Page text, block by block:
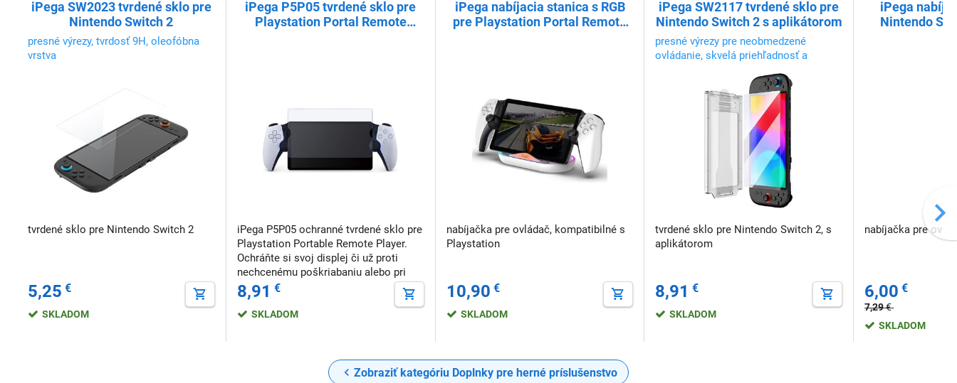
iPega SW2023 tvrdené sklo pre
Nintendo Switch 2
presné výrezy, tvrdosť 9H, oleofóbna
vrstva
tvrdené sklo pre Nintendo Switch 2
5,25 €
SKLADOM
iPega P5P05 tvrdené sklo pre
Playstation Portal Remote
iPega P5P05 ochranné tvrdené sklo pre
Playstation Portable Remote Player.
Ochráňte si svoj displej či už proti
nechcenému poškriabaniu alebo pri
páde. <img loading="lazy" alt=""
loading="lazy"
src="https://datacomp.sk/img.as
8,91 €
SKLADOM
iPega nabíjacia stanica s RGB
pre Playstation Portal Remote
nabíjačka pre ovládač, kompatibilné s
Playstation
10,90 €
SKLADOM
iPega SW2117 tvrdené sklo pre
Nintendo Switch 2 s aplikátorom
presné výrezy pre neobmedzené
ovládanie, skvelá priehľadnosť a
tvrdené sklo pre Nintendo Switch 2, s
aplikátorom
8,91 €
SKLADOM
iPega
Nintendo
nabíjačka pre
6,00 €
7,29€
SKLADOM
Zobraziť kategóriu Doplnky pre herné príslušenstvo